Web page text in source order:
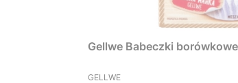
Gellwe Babeczki
PRODUCENT
GELLWE